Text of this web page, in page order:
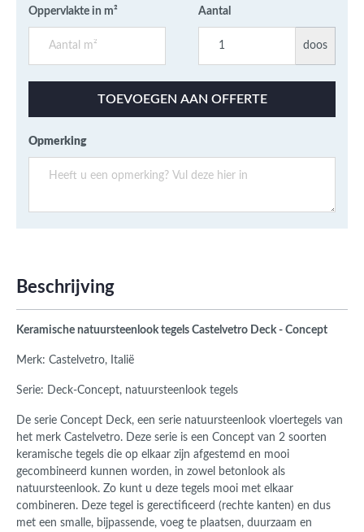
Oppervlakte in m² Aantal
doos
TOEVOEGEN AAN OFFERTE
Opmerking
Beschrijving
Keramische natuursteenlook tegels Castelvetro Deck - Concept
Merk: Castelvetro, Italië
Serie: Deck-Concept, natuursteenlook tegels
De serie Concept Deck, een serie natuursteenlook vloertegels van
het merk Castelvetro. Deze serie is een Concept van 2 soorten
keramische tegels die op elkaar zijn afgestemd en mooi
gecombineerd kunnen worden, in zowel betonlook als
natuursteenlook. Zo kunt u deze tegels mooi met elkaar
combineren. Deze tegel is gerectificeerd (rechte kanten) en dus
met een smalle, bijpassende, voeg te plaatsen, duurzaam en